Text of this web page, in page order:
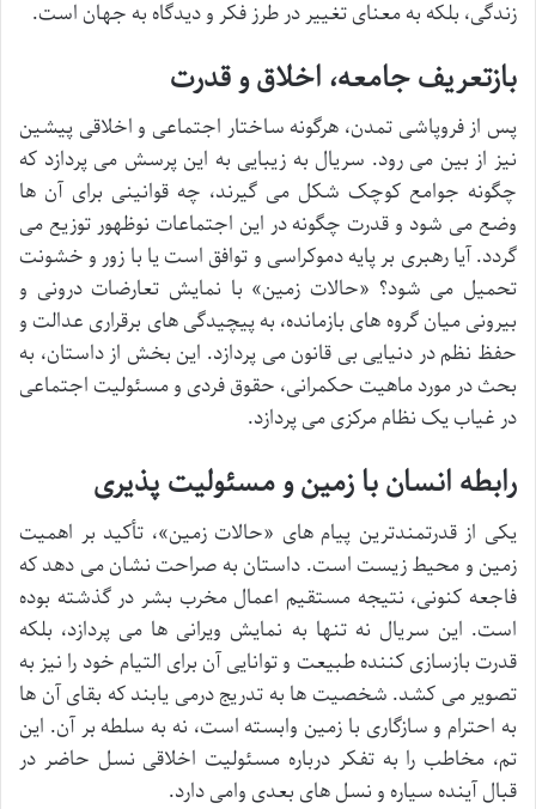
زندگی، بلکه به معنای تغییر در طرز فکر و دیدگاه به جهان است.
بازتعریف جامعه، اخلاق و قدرت
پس از فروپاشی تمدن، هرگونه ساختار اجتماعی و اخلاقی پیشین
نیز از بین می رود. سریال به زیبایی به این پرسش می پردازد که
چگونه جوامع کوچک شکل می گیرند، چه قوانینی برای آن ها
وضع می شود و قدرت چگونه در این اجتماعات نوظهور توزیع می
گردد. آیا رهبری بر پایه دموکراسی و توافق است یا با زور و خشونت
تحمیل می شود؟ «حالات زمین» با نمایش تعارضات درونی و
بیرونی میان گروه های بازمانده، به پیچیدگی های برقراری عدالت و
حفظ نظم در دنیایی بی قانون می پردازد. این بخش از داستان، به
بحث در مورد ماهیت حکمرانی، حقوق فردی و مسئولیت اجتماعی
در غیاب یک نظام مرکزی می پردازد.
رابطه انسان با زمین و مسئولیت پذیری
یکی از قدرتمندترین پیام های «حالات زمین»، تأکید بر اهمیت
زمین و محیط زیست است. داستان به صراحت نشان می دهد که
فاجعه کنونی، نتیجه مستقیم اعمال مخرب بشر در گذشته بوده
است. این سریال نه تنها به نمایش ویرانی ها می پردازد، بلکه
قدرت بازسازی کننده طبیعت و توانایی آن برای التیام خود را نیز به
تصویر می کشد. شخصیت ها به تدریج درمی یابند که بقای آن ها
به احترام و سازگاری با زمین وابسته است، نه به سلطه بر آن. این
تم، مخاطب را به تفکر درباره مسئولیت اخلاقی نسل حاضر در
قبال آینده سیاره و نسل های بعدی وامی دارد.